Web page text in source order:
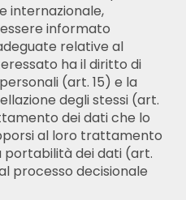
internazionale,
informato
relative al
ha il diritto di
(art. 15) e la
degli stessi (art.
dei dati che lo
al loro trattamento
portabilità dei dati (art.
processo decisionale